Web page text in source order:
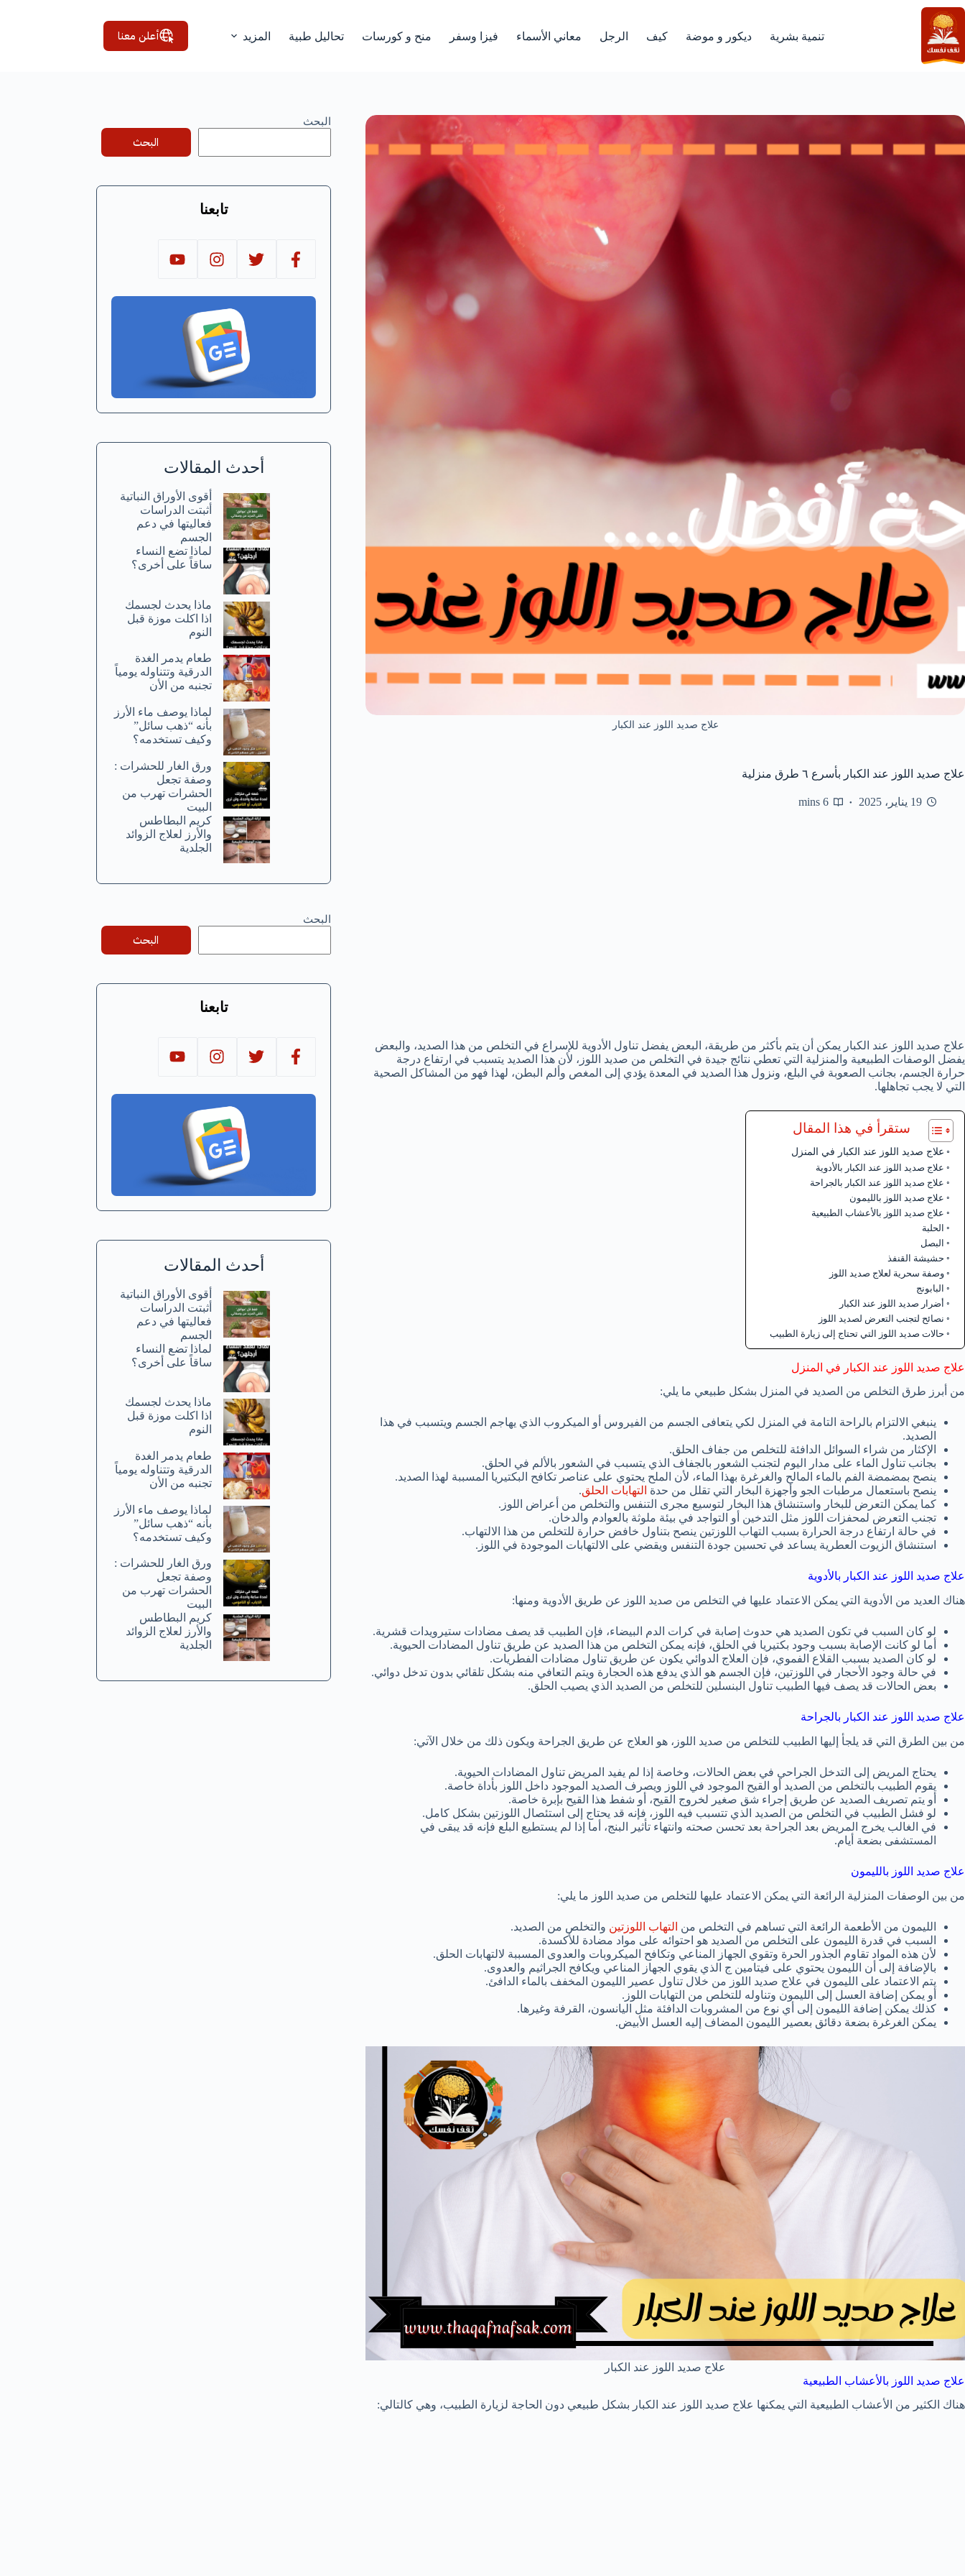
التجاوز
إلى
المحتوى
تنمية بشرية ديكور و موضة كيف الرجل معاني الأسماء فيزا وسفر منح و كورسات تحاليل طبية المزيد أعلن معنا
علاج صديد اللوز عند الكبار
علاج صديد اللوز عند الكبار بأسرع ٦ طرق منزلية
19 يناير، 2025 6 mins
علاج صديد اللوز عند الكبار يمكن أن يتم بأكثر من طريقة، البعض يفضل تناول الأدوية للإسراع في التخلص من هذا الصديد، والبعض
يفضل الوصفات الطبيعية والمنزلية التي تعطي نتائج جيدة في التخلص من صديد اللوز، لأن هذا الصديد يتسبب في ارتفاع درجة
حرارة الجسم، بجانب الصعوبة في البلع، ونزول هذا الصديد في المعدة يؤدي إلى المغص وألم البطن، لهذا فهو من المشاكل الصحية
التي لا يجب تجاهلها.
ستقرأ في هذا المقال
علاج صديد اللوز عند الكبار في المنزل
علاج صديد اللوز عند الكبار بالأدوية
علاج صديد اللوز عند الكبار بالجراحة
علاج صديد اللوز بالليمون
علاج صديد اللوز بالأعشاب الطبيعية
الحلبة
البصل
حشيشة القنفذ
وصفة سحرية لعلاج صديد اللوز
البابونج
أضرار صديد اللوز عند الكبار
نصائح لتجنب التعرض لصديد اللوز
حالات صديد اللوز التي تحتاج إلى زيارة الطبيب
علاج صديد اللوز عند الكبار في المنزل
من أبرز طرق التخلص من الصديد في المنزل بشكل طبيعي ما يلي:
ينبغي الالتزام بالراحة التامة في المنزل لكي يتعافى الجسم من الفيروس أو الميكروب الذي يهاجم الجسم ويتسبب في هذا
الصديد.
الإكثار من شراء السوائل الدافئة للتخلص من جفاف الحلق.
بجانب تناول الماء على مدار اليوم لتجنب الشعور بالجفاف الذي يتسبب في الشعور بالألم في الحلق.
ينصح بمضمضة الفم بالماء المالح والغرغرة بهذا الماء، لأن الملح يحتوي على عناصر تكافح البكتيريا المسببة لهذا الصديد.
ينصح باستعمال مرطبات الجو وأجهزة البخار التي تقلل من حدة التهابات الحلق.
كما يمكن التعرض للبخار واستنشاق هذا البخار لتوسيع مجرى التنفس والتخلص من أعراض اللوز.
تجنب التعرض لمحفزات اللوز مثل التدخين أو التواجد في بيئة ملوثة بالعوادم والدخان.
في حالة ارتفاع درجة الحرارة بسبب التهاب اللوزتين ينصح بتناول خافض حرارة للتخلص من هذا الالتهاب.
استنشاق الزيوت العطرية يساعد في تحسين جودة التنفس ويقضي على الالتهابات الموجودة في اللوز.
علاج صديد اللوز عند الكبار بالأدوية
هناك العديد من الأدوية التي يمكن الاعتماد عليها في التخلص من صديد اللوز عن طريق الأدوية ومنها:
لو كان السبب في تكون الصديد هي حدوث إصابة في كرات الدم البيضاء، فإن الطبيب قد يصف مضادات ستيرويدات قشرية.
أما لو كانت الإصابة بسبب وجود بكتيريا في الحلق، فإنه يمكن التخلص من هذا الصديد عن طريق تناول المضادات الحيوية.
لو كان الصديد بسبب القلاع الفموي، فإن العلاج الدوائي يكون عن طريق تناول مضادات الفطريات.
في حالة وجود الأحجار في اللوزتين، فإن الجسم هو الذي يدفع هذه الحجارة ويتم التعافي منه بشكل تلقائي بدون تدخل دوائي.
بعض الحالات قد يصف فيها الطبيب تناول البنسلين للتخلص من الصديد الذي يصيب الحلق.
علاج صديد اللوز عند الكبار بالجراحة
من بين الطرق التي قد يلجأ إليها الطبيب للتخلص من صديد اللوز، هو العلاج عن طريق الجراحة ويكون ذلك من خلال الآتي:
يحتاج المريض إلى التدخل الجراحي في بعض الحالات، وخاصة إذا لم يفيد المريض تناول المضادات الحيوية.
يقوم الطبيب بالتخلص من الصديد أو القيح الموجود في اللوز ويصرف الصديد الموجود داخل اللوز بأداة خاصة.
أو يتم تصريف الصديد عن طريق إجراء شق صغير لخروج القيح، أو شفط هذا القيح بإبرة خاصة.
لو فشل الطبيب في التخلص من الصديد الذي تتسبب فيه اللوز، فإنه قد يحتاج إلى استئصال اللوزتين بشكل كامل.
في الغالب يخرج المريض بعد الجراحة بعد تحسن صحته وانتهاء تأثير البنج، أما إذا لم يستطيع البلع فإنه قد يبقى في
المستشفى بضعة أيام.
علاج صديد اللوز بالليمون
من بين الوصفات المنزلية الرائعة التي يمكن الاعتماد عليها للتخلص من صديد اللوز ما يلي:
الليمون من الأطعمة الرائعة التي تساهم في التخلص من التهاب اللوزتين والتخلص من الصديد.
السبب في قدرة الليمون على التخلص من الصديد هو احتوائه على مواد مضادة للأكسدة.
لأن هذه المواد تقاوم الجذور الحرة وتقوي الجهاز المناعي وتكافح الميكروبات والعدوى المسببة لالتهابات الحلق.
بالإضافة إلى أن الليمون يحتوي على فيتامين ج الذي يقوي الجهاز المناعي ويكافح الجراثيم والعدوى.
يتم الاعتماد على الليمون في علاج صديد اللوز من خلال تناول عصير الليمون المخفف بالماء الدافئ.
أو يمكن إضافة العسل إلى الليمون وتناوله للتخلص من التهابات اللوز.
كذلك يمكن إضافة الليمون إلى أي نوع من المشروبات الدافئة مثل اليانسون، القرفة وغيرها.
يمكن الغرغرة بضعة دقائق بعصير الليمون المضاف إليه العسل الأبيض.
علاج صديد اللوز عند الكبار
علاج صديد اللوز بالأعشاب الطبيعية
هناك الكثير من الأعشاب الطبيعية التي يمكنها علاج صديد اللوز عند الكبار بشكل طبيعي دون الحاجة لزيارة الطبيب، وهي كالتالي:
البحث
البحث
تابعنا
أحدث المقالات
أقوى الأوراق النباتية
أثبتت الدراسات
فعاليتها في دعم
الجسم
لماذا تضع النساء
ساقاً على أخرى؟
ماذا يحدث لجسمك
اذا اكلت موزة قبل
النوم
طعام يدمر الغدة
الدرقية وتتناوله يومياً
تجنبه من الأن
لماذا يوصف ماء الأرز
بأنه “ذهب سائل”
وكيف تستخدمه؟
ورق الغار للحشرات :
وصفة تجعل
الحشرات تهرب من
البيت
كريم البطاطس
والأرز لعلاج الزوائد
الجلدية
البحث
البحث
تابعنا
أحدث المقالات
أقوى الأوراق النباتية
أثبتت الدراسات
فعاليتها في دعم
الجسم
لماذا تضع النساء
ساقاً على أخرى؟
ماذا يحدث لجسمك
اذا اكلت موزة قبل
النوم
طعام يدمر الغدة
الدرقية وتتناوله يومياً
تجنبه من الأن
لماذا يوصف ماء الأرز
بأنه “ذهب سائل”
وكيف تستخدمه؟
ورق الغار للحشرات :
وصفة تجعل
الحشرات تهرب من
البيت
كريم البطاطس
والأرز لعلاج الزوائد
الجلدية